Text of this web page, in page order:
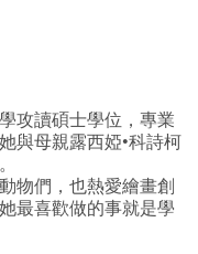
攻讀碩士學位，專業
與母親露西婭•科詩柯
物們，也熱愛繪畫創
最喜歡做的事就是學